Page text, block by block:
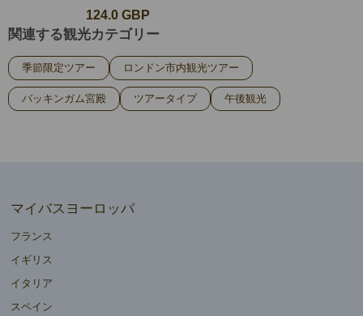
124.0 GBP
関連する観光カテゴリー
季節限定ツアー ロンドン市内観光ツアー
バッキンガム宮殿 ツアータイプ 午後観光
マイバスヨーロッパ
フランス
イギリス
イタリア
スペイン